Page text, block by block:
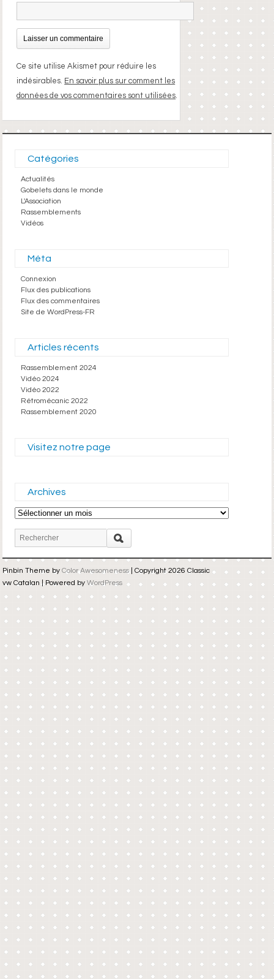
Ce site utilise Akismet pour réduire les
indésirables. En savoir plus sur comment les
données de vos commentaires sont utilisées.
Catégories
Actualités
Gobelets dans le monde
L'Association
Rassemblements
Vidéos
Méta
Connexion
Flux des publications
Flux des commentaires
Site de WordPress-FR
Articles récents
Rassemblement 2024
Vidéo 2024
Vidéo 2022
Rétromécanic 2022
Rassemblement 2020
Visitez notre page
Archives
Archives
Pinbin Theme by Color Awesomeness| Copyright 2026 Classic
vw Catalan | Powered by WordPress